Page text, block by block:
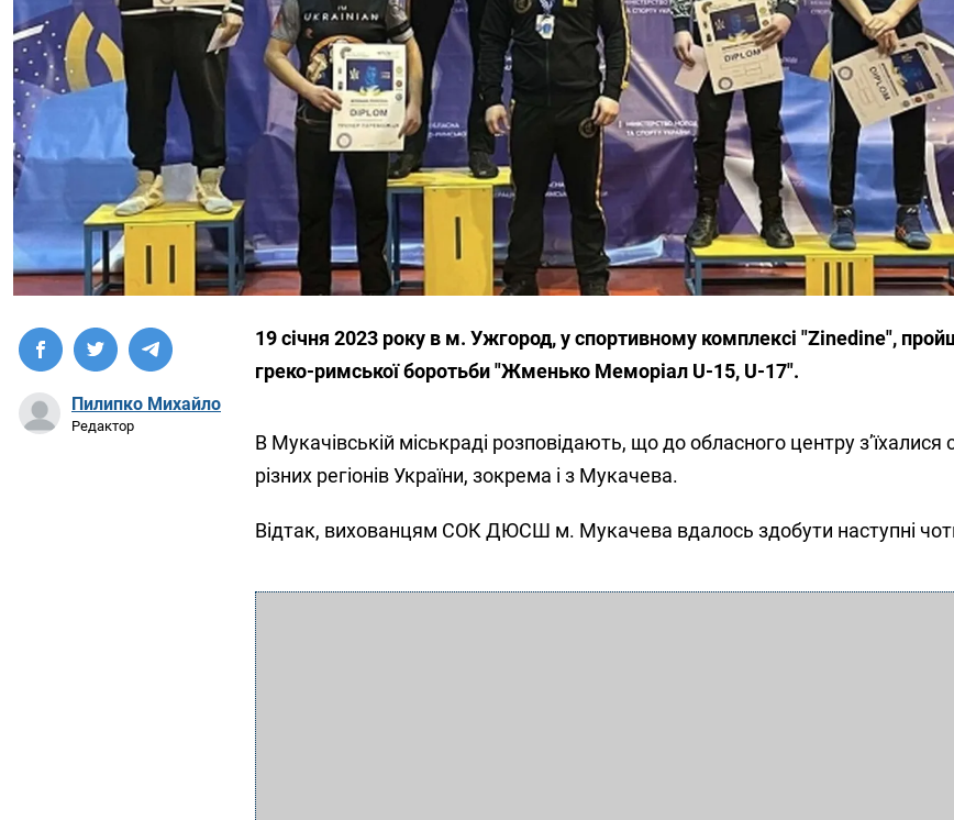
Пилипко Михайло
Редактор
19 січня 2023 року в м. Ужгород, у спортивному комплексі "Zinedine",
греко-римської боротьби "Жменько Меморіал U-15, U-17".
В Мукачівській міськраді розповідають, що до обласного центру з’їхалися
різних регіонів України, зокрема і з Мукачева.
Відтак, вихованцям СОК ДЮСШ м. Мукачева вдалось здобути наступні